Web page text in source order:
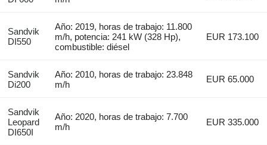
Sandvik
DI550
Año: 2019, horas de trabajo: 11.800
m/h, potencia: 241 kW (328 Hp),
combustible: diésel
EUR 173.100
Sandvik
Di200
Año: 2010, horas de trabajo: 23.848
m/h
EUR 65.000
Sandvik
Leopard
DI650I
Año: 2020, horas de trabajo: 7.700
m/h
EUR 335.000